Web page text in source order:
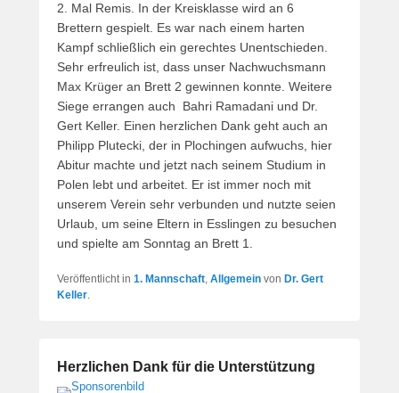
2. Mal Remis. In der Kreisklasse wird an 6
Brettern gespielt. Es war nach einem harten
Kampf schließlich ein gerechtes Unentschieden.
Sehr erfreulich ist, dass unser Nachwuchsmann
Max Krüger an Brett 2 gewinnen konnte. Weitere
Siege errangen auch Bahri Ramadani und Dr.
Gert Keller. Einen herzlichen Dank geht auch an
Philipp Plutecki, der in Plochingen aufwuchs, hier
Abitur machte und jetzt nach seinem Studium in
Polen lebt und arbeitet. Er ist immer noch mit
unserem Verein sehr verbunden und nutzte seien
Urlaub, um seine Eltern in Esslingen zu besuchen
und spielte am Sonntag an Brett 1.
Veröffentlicht in 1. Mannschaft, Allgemein von Dr. Gert
Keller.
Herzlichen Dank für die Unterstützung